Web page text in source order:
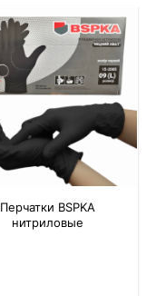
Перчатки BSPKA
нитриловые